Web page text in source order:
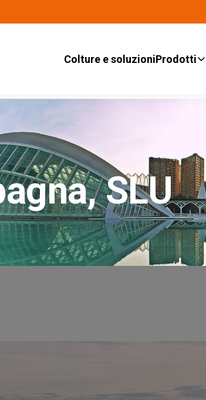
Colture e soluzioniProdotti
SLU